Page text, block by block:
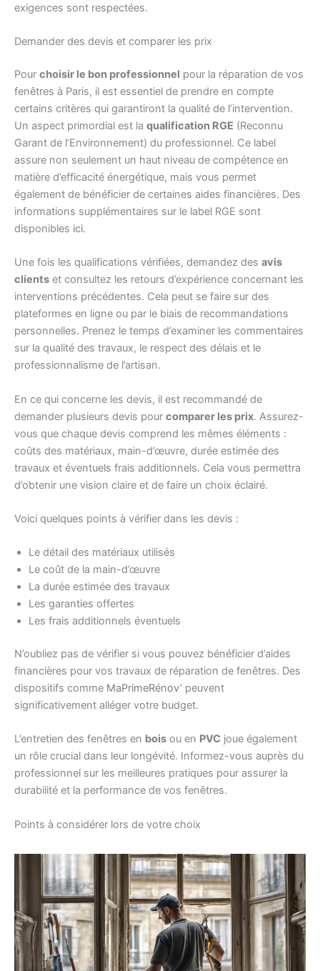
exigences sont respectées.
Demander des devis et comparer les prix
Pour choisir le bon professionnel pour la réparation de vos
fenêtres à Paris, il est essentiel de prendre en compte
certains critères qui garantiront la qualité de l’intervention.
Un aspect primordial est la qualification RGE (Reconnu
Garant de l’Environnement) du professionnel. Ce label
assure non seulement un haut niveau de compétence en
matière d’efficacité énergétique, mais vous permet
également de bénéficier de certaines aides financières. Des
informations supplémentaires sur le label RGE sont
disponibles ici.
Une fois les qualifications vérifiées, demandez des avis
clients et consultez les retours d’expérience concernant les
interventions précédentes. Cela peut se faire sur des
plateformes en ligne ou par le biais de recommandations
personnelles. Prenez le temps d’examiner les commentaires
sur la qualité des travaux, le respect des délais et le
professionnalisme de l’artisan.
En ce qui concerne les devis, il est recommandé de
demander plusieurs devis pour comparer les prix. Assurez-
vous que chaque devis comprend les mêmes éléments :
coûts des matériaux, main-d’œuvre, durée estimée des
travaux et éventuels frais additionnels. Cela vous permettra
d’obtenir une vision claire et de faire un choix éclairé.
Voici quelques points à vérifier dans les devis :
Le détail des matériaux utilisés
Le coût de la main-d’œuvre
La durée estimée des travaux
Les garanties offertes
Les frais additionnels éventuels
N’oubliez pas de vérifier si vous pouvez bénéficier d’aides
financières pour vos travaux de réparation de fenêtres. Des
dispositifs comme MaPrimeRénov’ peuvent
significativement alléger votre budget.
L’entretien des fenêtres en bois ou en PVC joue également
un rôle crucial dans leur longévité. Informez-vous auprès du
professionnel sur les meilleures pratiques pour assurer la
durabilité et la performance de vos fenêtres.
Points à considérer lors de votre choix